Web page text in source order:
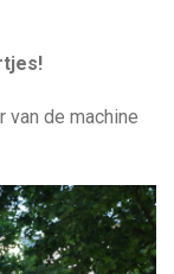
van de machine